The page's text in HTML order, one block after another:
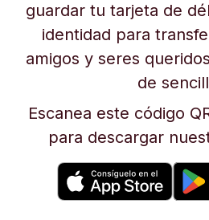
guardar tu tarjeta de
identidad para
amigos y seres
de
Escanea este código
para descargar